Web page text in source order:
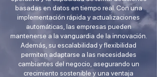
basadas en datos en tiempo real. Con una
implementación rápida y actualizaciones
automáticas, las empresas pueden
mantenerse a la vanguardia de la innovación.
Además, su escalabilidad y flexibilidad
permiten adaptarse a las necesidades
cambiantes del negocio, asegurando un
crecimiento sostenible y una ventaja